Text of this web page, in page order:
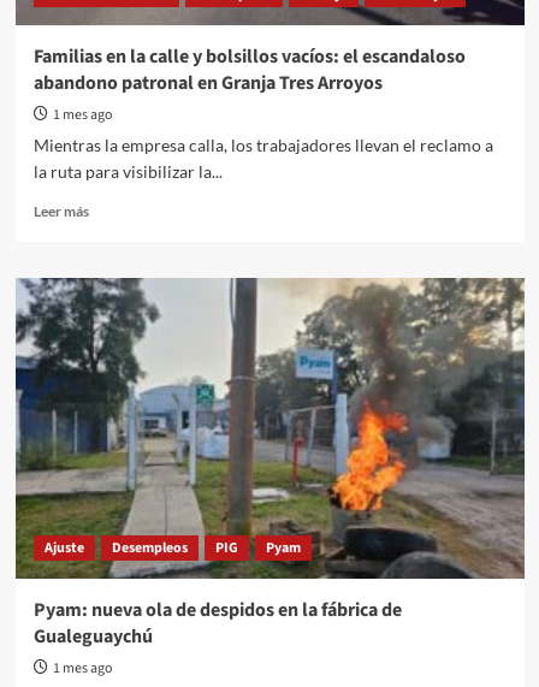
Familias en la calle y bolsillos vacíos: el escandaloso
abandono patronal en Granja Tres Arroyos
1 mes ago
Mientras la empresa calla, los trabajadores llevan el reclamo a
la ruta para visibilizar la...
Leer másRead
Familias
en
la
calle
y
bolsillos
vacíos:
escandaloso
abandono
patronal
en
Granja
Tres
Ajuste Desempleos PIG Pyam
Pyam: nueva ola de despidos en la fábrica de
Gualeguaychú
1 mes ago